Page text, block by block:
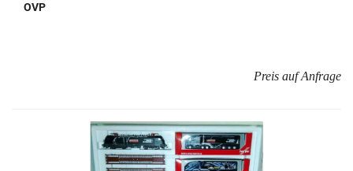
OVP
Preis auf Anfrage